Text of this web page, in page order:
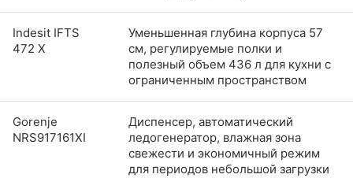
Indesit IFTS
472 X
Уменьшенная глубина корпуса 57
см, регулируемые полки и
полезный объем 436 л для кухни с
ограниченным пространством
Gorenje
NRS917161XI
Диспенсер, автоматический
ледогенератор, влажная зона
свежести и экономичный режим
для периодов небольшой загрузки